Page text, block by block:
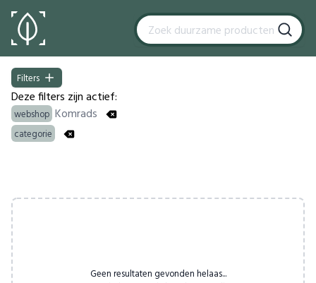
Filters
Filters
Deze filters zijn actief:
webshop Komrads
categorie
Geen resultaten gevonden helaas...